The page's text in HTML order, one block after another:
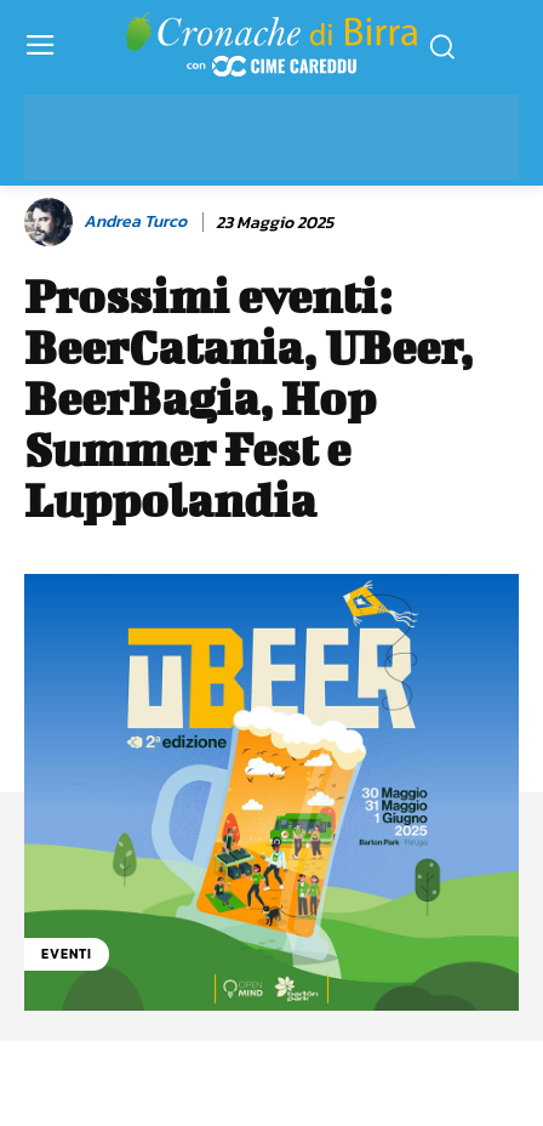
Andrea Turco 23 Maggio 2025
Prossimi eventi:
BeerCatania, UBeer,
BeerBagia, Hop
Summer Fest e
Luppolandia
EVENTI